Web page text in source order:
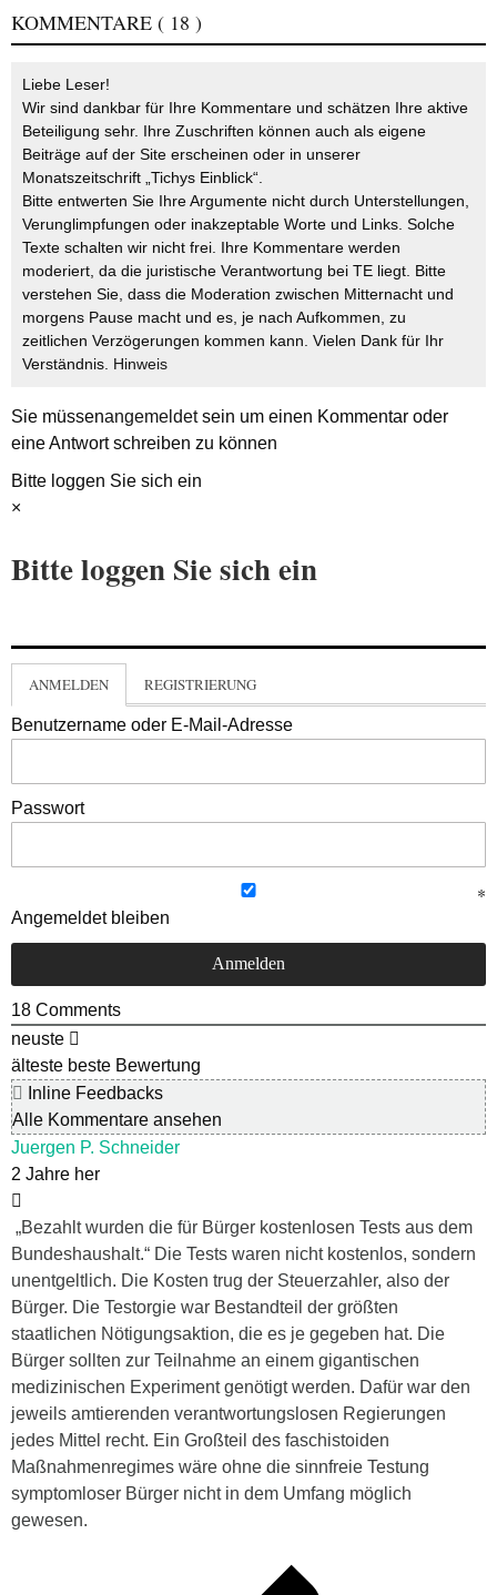
KOMMENTARE ( 18 )
Liebe Leser!
Wir sind dankbar für Ihre Kommentare und schätzen Ihre aktive
Beteiligung sehr. Ihre Zuschriften können auch als eigene
Beiträge auf der Site erscheinen oder in unserer
Monatszeitschrift „Tichys Einblick“.
Bitte entwerten Sie Ihre Argumente nicht durch Unterstellungen,
Verunglimpfungen oder inakzeptable Worte und Links. Solche
Texte schalten wir nicht frei. Ihre Kommentare werden
moderiert, da die juristische Verantwortung bei TE liegt. Bitte
verstehen Sie, dass die Moderation zwischen Mitternacht und
morgens Pause macht und es, je nach Aufkommen, zu
zeitlichen Verzögerungen kommen kann. Vielen Dank für Ihr
Verständnis. Hinweis
Sie müssenangemeldetsein um einen Kommentar oder
eine Antwort schreiben zu können
Bitte loggen Sie sich ein
×
Bitte loggen Sie sich ein
ANMELDEN REGISTRIERUNG
Benutzername oder E-Mail-Adresse
Passwort
Angemeldet bleiben
18 Comments
neuste
älteste beste Bewertung
Inline Feedbacks
Alle Kommentare ansehen
Juergen P. Schneider
2 Jahre her
„Bezahlt wurden die für Bürger kostenlosen Tests aus dem
Bundeshaushalt.“ Die Tests waren nicht kostenlos, sondern
unentgeltlich. Die Kosten trug der Steuerzahler, also der
Bürger. Die Testorgie war Bestandteil der größten
staatlichen Nötigungsaktion, die es je gegeben hat. Die
Bürger sollten zur Teilnahme an einem gigantischen
medizinischen Experiment genötigt werden. Dafür war den
jeweils amtierenden verantwortungslosen Regierungen
jedes Mittel recht. Ein Großteil des faschistoiden
Maßnahmenregimes wäre ohne die sinnfreie Testung
symptomloser Bürger nicht in dem Umfang möglich
gewesen.